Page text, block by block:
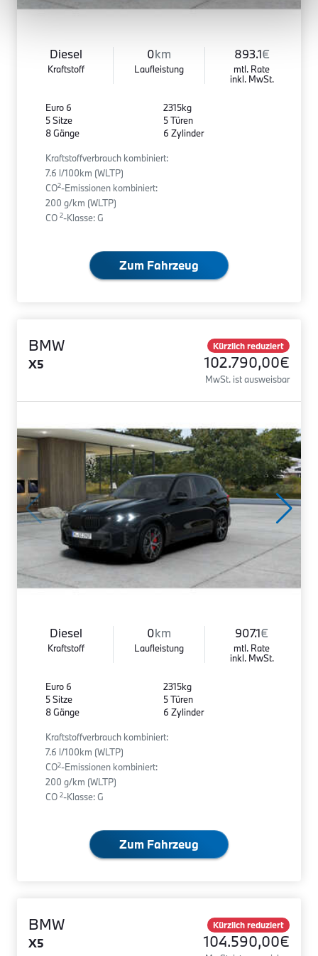
Diesel
Kraftstoff
0km
Laufleistung
893.1€
mtl. Rate
inkl. MwSt.
Euro 6
5 Sitze
8 Gänge
2315kg
5 Türen
6 Zylinder
Kraftstoffverbrauch kombiniert:
7.6 l/100km (WLTP)
CO2-Emissionen kombiniert:
200 g/km (WLTP)
CO 2-Klasse: G
Zum Fahrzeug
BMW
X5
Kürzlich reduziert
102.790,00€
MwSt. ist ausweisbar
Diesel
Kraftstoff
0km
Laufleistung
907.1€
mtl. Rate
inkl. MwSt.
Euro 6
5 Sitze
8 Gänge
2315kg
5 Türen
6 Zylinder
Kraftstoffverbrauch kombiniert:
7.6 l/100km (WLTP)
CO2-Emissionen kombiniert:
200 g/km (WLTP)
CO 2-Klasse: G
Zum Fahrzeug
BMW
X5
Kürzlich reduziert
104.590,00€